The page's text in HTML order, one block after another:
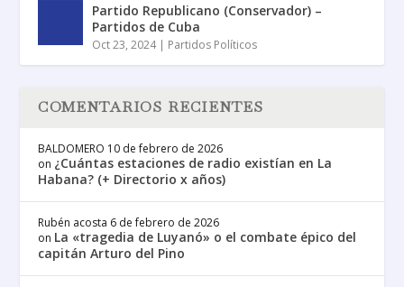
Partido Republicano (Conservador) –
Partidos de Cuba
Oct 23, 2024| Partidos Políticos
COMENTARIOS RECIENTES
BALDOMERO 10 de febrero de 2026
on ¿Cuántas estaciones de radio existían en La
Habana? (+ Directorio x años)
Rubén acosta 6 de febrero de 2026
on La «tragedia de Luyanó» o el combate épico del
capitán Arturo del Pino